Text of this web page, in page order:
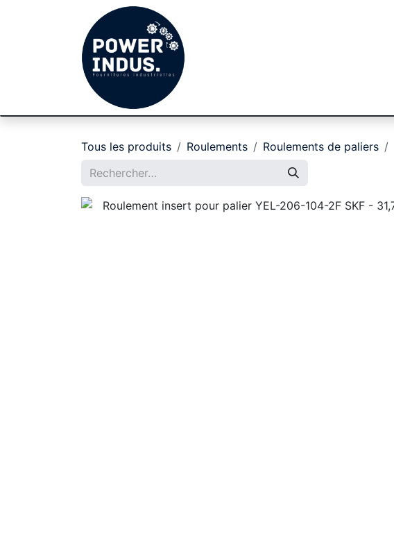
Se rendre au contenu
Tous les produits Roulements Roulements de paliers